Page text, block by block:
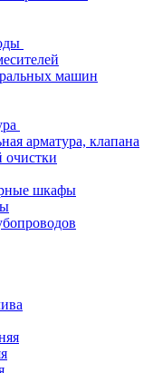
машин
арматура, клапана
очистки
шкафы